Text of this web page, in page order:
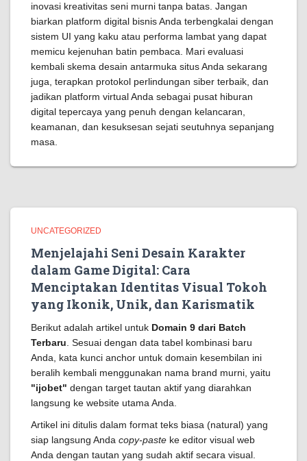
inovasi kreativitas seni murni tanpa batas. Jangan
biarkan platform digital bisnis Anda terbengkalai dengan
sistem UI yang kaku atau performa lambat yang dapat
memicu kejenuhan batin pembaca. Mari evaluasi
kembali skema desain antarmuka situs Anda sekarang
juga, terapkan protokol perlindungan siber terbaik, dan
jadikan platform virtual Anda sebagai pusat hiburan
digital tepercaya yang penuh dengan kelancaran,
keamanan, dan kesuksesan sejati seutuhnya sepanjang
masa.
UNCATEGORIZED
Menjelajahi Seni Desain Karakter
dalam Game Digital: Cara
Menciptakan Identitas Visual Tokoh
yang Ikonik, Unik, dan Karismatik
Berikut adalah artikel untuk Domain 9 dari Batch
Terbaru . Sesuai dengan data tabel kombinasi baru
Anda, kata kunci anchor untuk domain kesembilan ini
beralih kembali menggunakan nama brand murni, yaitu
"ijobet" dengan target tautan aktif yang diarahkan
langsung ke website utama Anda.
Artikel ini ditulis dalam format teks biasa (natural) yang
siap langsung Anda copy-paste ke editor visual web
Anda dengan tautan yang sudah aktif secara visual.